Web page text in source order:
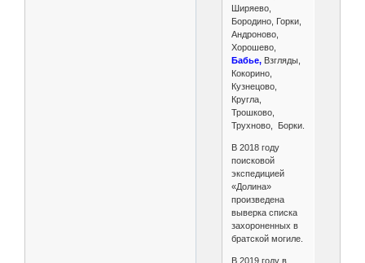
Ширяево,
Бородино, Горки,
Андроново,
Хорошево,
Бабье,Взгляды,
Кокорино,
Кузнецово,
Кругла,
Трошково,
Трухново, Борки.
В 2018 году
поисковой
экспедицией
«Долина»
произведена
выверка списка
захороненных в
братской могиле.
В 2019 году в